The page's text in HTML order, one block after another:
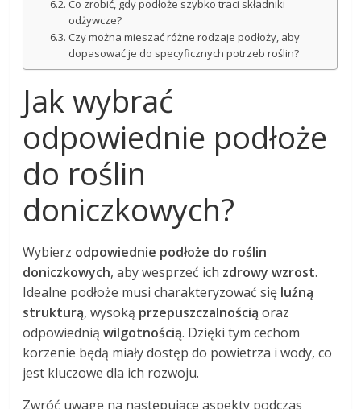
Co zrobić, gdy podłoże szybko traci składniki
odżywcze?
Czy można mieszać różne rodzaje podłoży, aby
dopasować je do specyficznych potrzeb roślin?
Jak wybrać
odpowiednie podłoże
do roślin
doniczkowych?
Wybierz odpowiednie podłoże do roślin
doniczkowych, aby wesprzeć ich zdrowy wzrost.
Idealne podłoże musi charakteryzować się luźną
strukturą, wysoką przepuszczalnością oraz
odpowiedniąwilgotnością. Dzięki tym cechom
korzenie będą miały dostęp do powietrza i wody, co
jest kluczowe dla ich rozwoju.
Zwróć uwagę na następujące aspekty podczas